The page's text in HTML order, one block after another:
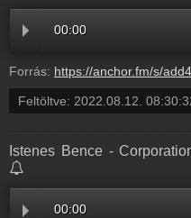
00:00
Forrás: https://anchor.fm/s/add45780/podcast/play/56077448/
Feltöltve: 2022.08.12.
Istenes Bence -
00:00